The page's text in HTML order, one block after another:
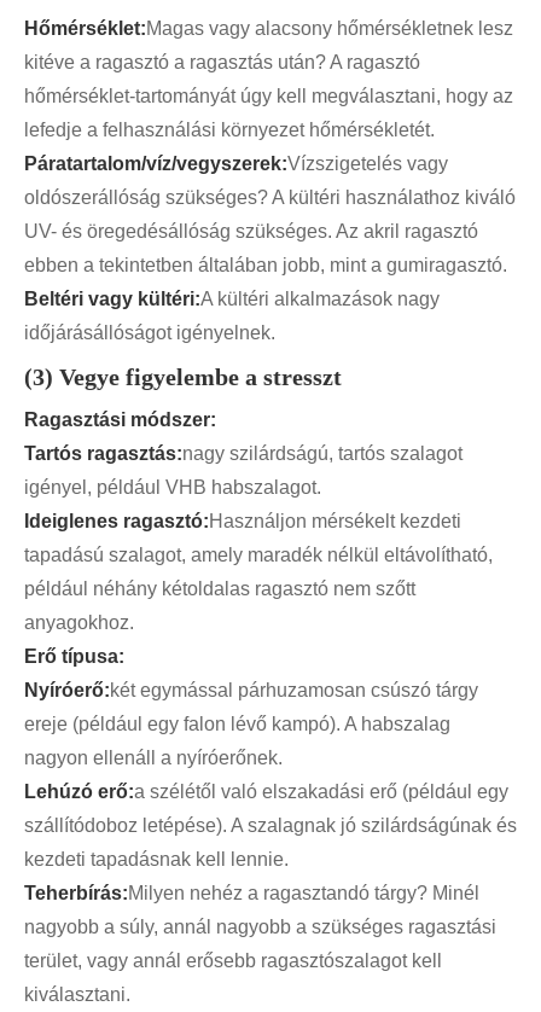
Hőmérséklet:Magas vagy alacsony hőmérsékletnek lesz
kitéve a ragasztó a ragasztás után? A ragasztó
hőmérséklet-tartományát úgy kell megválasztani, hogy az
lefedje a felhasználási környezet hőmérsékletét.
Páratartalom/víz/vegyszerek:Vízszigetelés vagy
oldószerállóság szükséges? A kültéri használathoz kiváló
UV- és öregedésállóság szükséges. Az akril ragasztó
ebben a tekintetben általában jobb, mint a gumiragasztó.
Beltéri vagy kültéri:A kültéri alkalmazások nagy
időjárásállóságot igényelnek.
(3) Vegye figyelembe a stresszt
Ragasztási módszer:
Tartós ragasztás:nagy szilárdságú, tartós szalagot
igényel, például VHB habszalagot.
Ideiglenes ragasztó:Használjon mérsékelt kezdeti
tapadású szalagot, amely maradék nélkül eltávolítható,
például néhány kétoldalas ragasztó nem szőtt
anyagokhoz.
Erő típusa:
Nyíróerő:két egymással párhuzamosan csúszó tárgy
ereje (például egy falon lévő kampó). A habszalag
nagyon ellenáll a nyíróerőnek.
Lehúzó erő:a szélétől való elszakadási erő (például egy
szállítódoboz letépése). A szalagnak jó szilárdságúnak és
kezdeti tapadásnak kell lennie.
Teherbírás:Milyen nehéz a ragasztandó tárgy? Minél
nagyobb a súly, annál nagyobb a szükséges ragasztási
terület, vagy annál erősebb ragasztószalagot kell
kiválasztani.